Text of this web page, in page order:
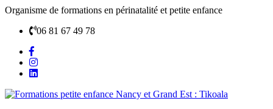
Organisme de formations en périnatalité et petite enfance
06 81 67 49 78